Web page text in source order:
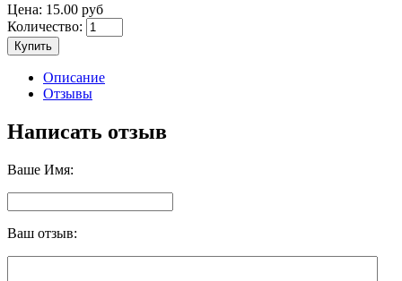
Цена: 15.00 руб
Количество:
Купить
Описание
Отзывы
Написать отзыв
Ваше Имя:
Ваш отзыв: